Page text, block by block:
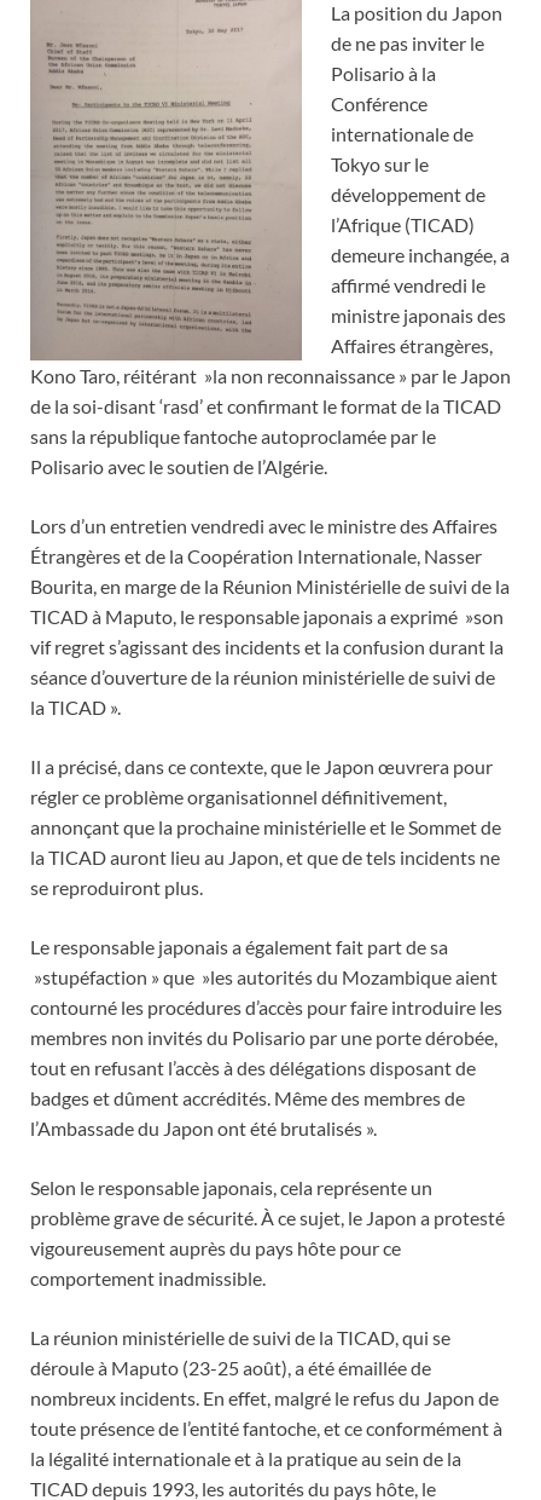
La position du Japon
de ne pas inviter le
Polisario à la
Conférence
internationale de
Tokyo sur le
développement de
l’Afrique (TICAD)
demeure inchangée, a
affirmé vendredi le
ministre japonais des
Affaires étrangères,
Kono Taro, réitérant »la non reconnaissance » par le Japon
de la soi-disant ‘rasd’ et confirmant le format de la TICAD
sans la république fantoche autoproclamée par le
Polisario avec le soutien de l’Algérie.
Lors d’un entretien vendredi avec le ministre des Affaires
Étrangères et de la Coopération Internationale, Nasser
Bourita, en marge de la Réunion Ministérielle de suivi de la
TICAD à Maputo, le responsable japonais a exprimé »son
vif regret s’agissant des incidents et la confusion durant la
séance d’ouverture de la réunion ministérielle de suivi de
la TICAD ».
Il a précisé, dans ce contexte, que le Japon œuvrera pour
régler ce problème organisationnel définitivement,
annonçant que la prochaine ministérielle et le Sommet de
la TICAD auront lieu au Japon, et que de tels incidents ne
se reproduiront plus.
Le responsable japonais a également fait part de sa
»stupéfaction » que »les autorités du Mozambique aient
contourné les procédures d’accès pour faire introduire les
membres non invités du Polisario par une porte dérobée,
tout en refusant l’accès à des délégations disposant de
badges et dûment accrédités. Même des membres de
l’Ambassade du Japon ont été brutalisés ».
Selon le responsable japonais, cela représente un
problème grave de sécurité. À ce sujet, le Japon a protesté
vigoureusement auprès du pays hôte pour ce
comportement inadmissible.
La réunion ministérielle de suivi de la TICAD, qui se
déroule à Maputo (23-25 août), a été émaillée de
nombreux incidents. En effet, malgré le refus du Japon de
toute présence de l’entité fantoche, et ce conformément à
la légalité internationale et à la pratique au sein de la
TICAD depuis 1993, les autorités du pays hôte, le